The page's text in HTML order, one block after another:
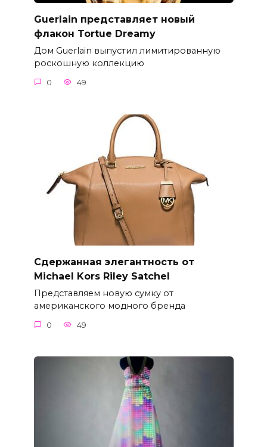
Guerlain представляет новый
флакон Tortue Dreamy
Дом Guerlain выпустил лимитированную
роскошную коллекцию
0 49
Сдержанная элегантность от
Michael Kors Riley Satchel
Представляем новую сумку от
американского модного бренда
0 49